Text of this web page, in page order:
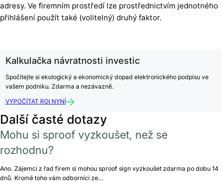
adresy. Ve firemním prostředí lze prostřednictvím jednotného
přihlášení použít také (volitelný) druhý faktor.
Kalkulačka návratnosti investic
Spočítejte si ekologický a ekonomický dopad elektronického podpisu ve
vašem podniku. Zdarma a nezávazně.
VYPOČÍTAT ROI NYNÍ
Další časté dotazy
Mohu si sproof vyzkoušet, než se
rozhodnu?
Ano. Zájemci z řad firem si mohou sproof sign vyzkoušet zdarma po dobu 14
dnů. Kromě toho vám odborníci ze…